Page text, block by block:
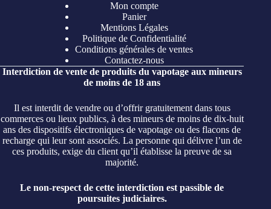
Mon compte
Panier
Mentions Légales
Politique de Confidentialité
Conditions générales de ventes
Contactez-nous
Interdiction de vente de produits du vapotage aux mineurs
de moins de 18 ans
Il est interdit de vendre ou d’offrir gratuitement dans tous
commerces ou lieux publics, à des mineurs de moins de dix-huit
ans des dispositifs électroniques de vapotage ou des flacons de
recharge qui leur sont associés. La personne qui délivre l’un de
ces produits, exige du client qu’il établisse la preuve de sa
majorité.
Le non-respect de cette interdiction est passible de
poursuites judiciaires.